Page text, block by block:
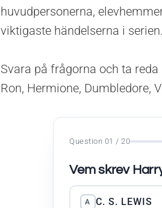
huvudpersonerna,
viktigaste händelserna i serien.
Svara på frågorna och ta
Ron, Hermione, Dumbledore,
Question 01 / 20
Vem skrev
A C. S. LEWIS